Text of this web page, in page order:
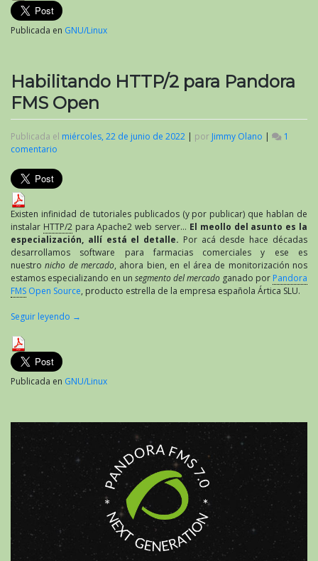
Publicada en GNU/Linux
Habilitando HTTP/2 para Pandora
FMS Open
Publicada el miércoles, 22 de junio de 2022 | por Jimmy Olano |
1
comentario
HTTP/2
para
FMS
Open
Existen infinidad de tutoriales publicados (y por publicar) que hablan de
instalar HTTP/2para Apache2 web server… El meollo del asunto es la
especialización, allí está el detalle. Por acá desde hace décadas
desarrollamos software para farmacias comerciales y ese es
nuestronicho de mercado, ahora bien, en el área de monitorización nos
estamos especializando en un segmento del mercado ganado por Pandora
FMS Open Source, producto estrella de la empresa española Ártica SLU.
Seguir leyendo →
Publicada en GNU/Linux